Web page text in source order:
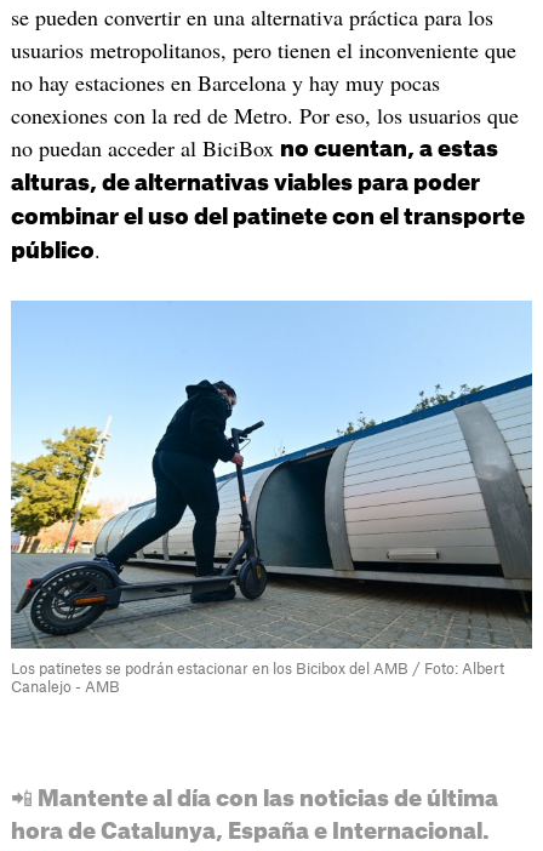
se pueden convertir en una alternativa práctica para los
usuarios metropolitanos, pero tienen el inconveniente que
no hay estaciones en Barcelona y hay muy pocas
conexiones con la red de Metro. Por eso, los usuarios que
no puedan acceder al BiciBox no cuentan, a estas
alturas, de alternativas viables para poder
combinar el uso del patinete con el transporte
público.
Los patinetes se podrán estacionar en los Bicibox del AMB / Foto: Albert
Canalejo - AMB
📲 Mantente al día con las noticias de última
hora de Catalunya, España e Internacional.